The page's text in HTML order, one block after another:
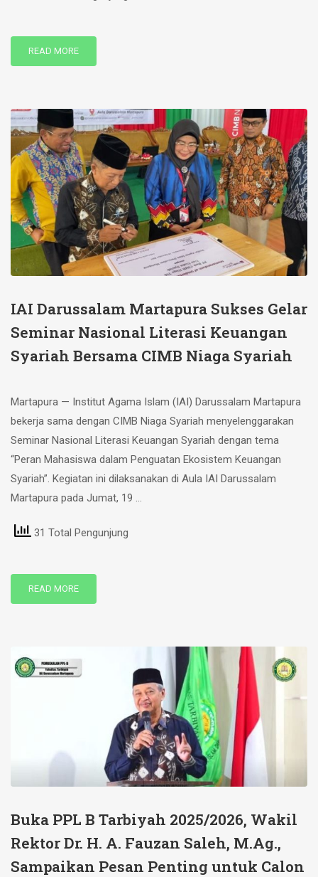
READ MORE
IAI Darussalam Martapura Sukses Gelar
Seminar Nasional Literasi Keuangan
Syariah Bersama CIMB Niaga Syariah
Martapura — Institut Agama Islam (IAI) Darussalam Martapura
bekerja sama dengan CIMB Niaga Syariah menyelenggarakan
Seminar Nasional Literasi Keuangan Syariah dengan tema
“Peran Mahasiswa dalam Penguatan Ekosistem Keuangan
Syariah”. Kegiatan ini dilaksanakan di Aula IAI Darussalam
Martapura pada Jumat, 19 …
31 Total Pengunjung
READ MORE
Buka PPL B Tarbiyah 2025/2026, Wakil
Rektor Dr. H. A. Fauzan Saleh, M.Ag.,
Sampaikan Pesan Penting untuk Calon